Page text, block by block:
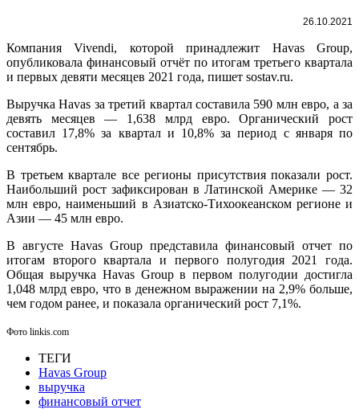
26.10.2021
Компания Vivendi, которой принадлежит Havas Group,
опубликовала финансовый отчёт по итогам третьего квартала
и первых девяти месяцев 2021 года, пишет sostav.ru.
Выручка Havas за третий квартал составила 590 млн евро, а за
девять месяцев — 1,638 млрд евро. Органический рост
составил 17,8% за квартал и 10,8% за период с января по
сентябрь.
В третьем квартале все регионы присутствия показали рост.
Наибольший рост зафиксирован в Латинской Америке — 32
млн евро, наименьший в Азиатско-Тихоокеанском регионе и
Азии — 45 млн евро.
В августе Havas Group представила финансовый отчет по
итогам второго квартала и первого полугодия 2021 года.
Общая выручка Havas Group в первом полугодии достигла
1,048 млрд евро, что в денежном выражении на 2,9% больше,
чем годом ранее, и показала органический рост 7,1%.
Фото linkis.com
ТЕГИ
Havas Group
выручка
финансовый отчет